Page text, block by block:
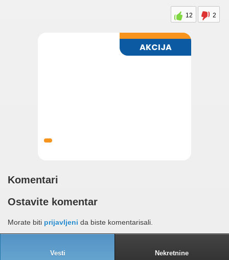
12 2
Komentari
Ostavite komentar
Morate biti prijavljeni da biste komentarisali.
Vesti Nekretnine